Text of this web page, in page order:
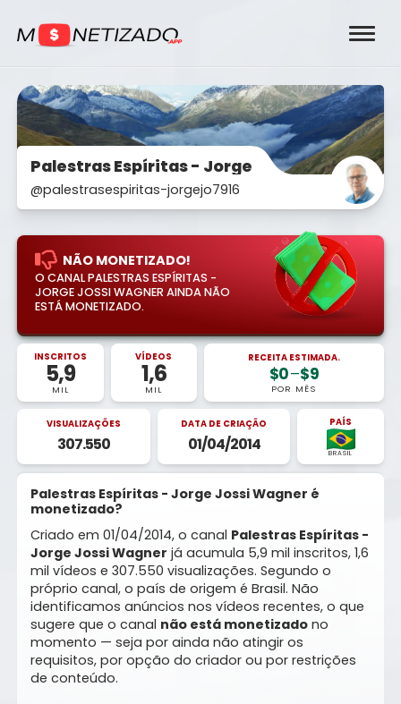
Palestras Espíritas - Jorge Jossi Wagner
@palestrasespiritas-jorgejo7916
NÃO MONETIZADO!
O CANAL PALESTRAS ESPÍRITAS -
JORGE JOSSI WAGNER AINDA NÃO
ESTÁ MONETIZADO.
INSCRITOS
5,9
MIL
VÍDEOS
1,6
MIL
RECEITA ESTIMADA.
$0–$9
POR MÊS
VISUALIZAÇÕES
307.550
DATA DE CRIAÇÃO
01/04/2014
PAÍS
BRASIL
Palestras Espíritas - Jorge Jossi Wagner é
monetizado?
Criado em 01/04/2014, o canal Palestras Espíritas -
Jorge Jossi Wagner já acumula 5,9 mil inscritos, 1,6
mil vídeos e 307.550 visualizações. Segundo o
próprio canal, o país de origem é Brasil. Não
identificamos anúncios nos vídeos recentes, o que
sugere que o canal não está monetizado no
momento — seja por ainda não atingir os
requisitos, por opção do criador ou por restrições
de conteúdo.